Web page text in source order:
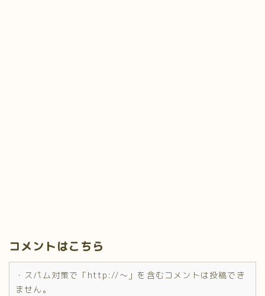
コメントはこちら
・スパム対策で「http://～」を含むコメントは投稿でき
ません。